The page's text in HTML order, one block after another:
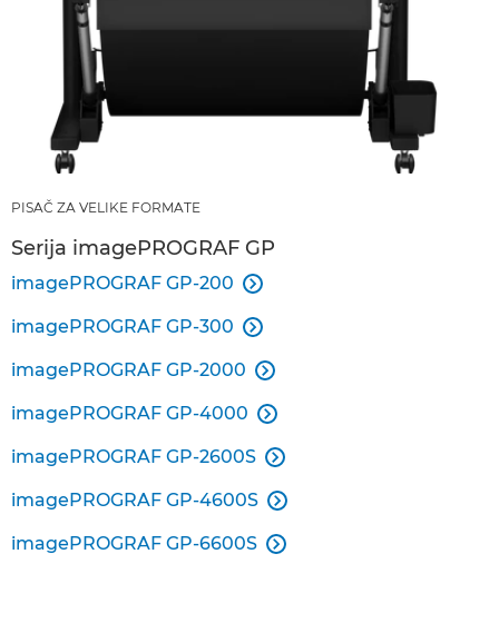
PISAČ ZA VELIKE FORMATE
Serija imagePROGRAF GP
imagePROGRAF GP-200 
imagePROGRAF GP-300 
imagePROGRAF GP-2000 
imagePROGRAF GP-4000 
imagePROGRAF GP-2600S 
imagePROGRAF GP-4600S 
imagePROGRAF GP-6600S 